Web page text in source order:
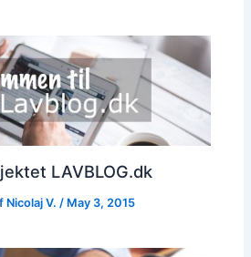
LAVBLOG.dk
Nicolaj V. / May 3, 2015